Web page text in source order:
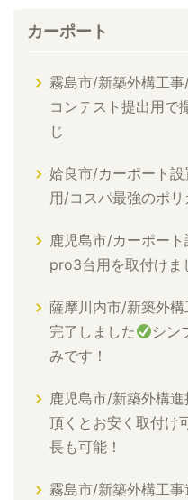
カーポート
霧島市/新築外構工
コンテスト提出用で
じ
姶良市/カーポート
用/コスパ最強のポリ
鹿児島市/カーポー
pro3台用を取付けま
薩摩川内市/新築外
完了しました
シン
みです！
鹿児島市/新築外構
頂くとお安く取付け
長も可能！
霧島市/新築外構工